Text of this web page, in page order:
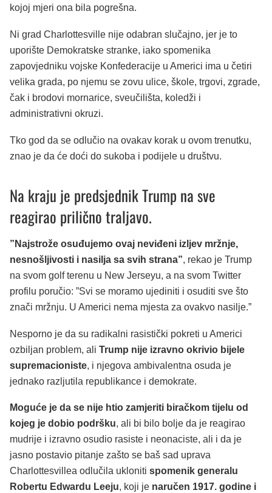
kojoj mjeri ona bila pogrešna.
Ni grad Charlottesville nije odabran slučajno, jer je to
uporište Demokratske stranke, iako spomenika
zapovjedniku vojske Konfederacije u Americi ima u četiri
velika grada, po njemu se zovu ulice, škole, trgovi, zgrade,
čak i brodovi mornarice, sveučilišta, koledži i
administrativni okruzi.
Tko god da se odlučio na ovakav korak u ovom trenutku,
znao je da će doći do sukoba i podijele u društvu.
Na kraju je predsjednik Trump na sve
reagirao prilično traljavo.
”Najstrože osuđujemo ovaj neviđeni izljev mržnje,
nesnošljivosti i nasilja sa svih strana”, rekao je Trump
na svom golf terenu u New Jerseyu, a na svom Twitter
profilu poručio: ”Svi se moramo ujediniti i osuditi sve što
znači mržnju. U Americi nema mjesta za ovakvo nasilje.”
Nesporno je da su radikalni rasistički pokreti u Americi
ozbiljan problem, ali Trump nije izravno okrivio bijele
supremacioniste, i njegova ambivalentna osuda je
jednako razljutila republikance i demokrate.
Moguće je da se nije htio zamjeriti biračkom tijelu od
kojeg je dobio podršku, ali bi bilo bolje da je reagirao
mudrije i izravno osudio rasiste i neonaciste, ali i da je
jasno postavio pitanje zašto se baš sad uprava
Charlottesvillea odlučila ukloniti spomenik generalu
Robertu Edwardu Leeju, koji je naručen 1917. godine i